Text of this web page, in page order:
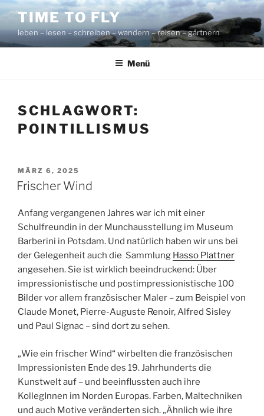
Zum
Inhalt
springen
TIME TO FLY
leben – lesen – schreiben – wandern – reisen – gärtnern
Menü
SCHLAGWORT:
POINTILLISMUS
VERÖFFENTLICHT
AM
MÄRZ 6, 2025
Frischer Wind
Anfang vergangenen Jahres war ich mit einer
Schulfreundin in der Munchausstellung im Museum
Barberini in Potsdam. Und natürlich haben wir uns bei
der Gelegenheit auch die Sammlung Hasso Plattner
angesehen. Sie ist wirklich beeindruckend: Über
impressionistische und postimpressionistische 100
Bilder vor allem französischer Maler – zum Beispiel von
Claude Monet, Pierre-Auguste Renoir, Alfred Sisley
und Paul Signac – sind dort zu sehen.
„Wie ein frischer Wind“ wirbelten die französischen
Impressionisten Ende des 19. Jahrhunderts die
Kunstwelt auf – und beeinflussten auch ihre
KollegInnen im Norden Europas. Farben, Maltechniken
und auch Motive veränderten sich. „Ähnlich wie ihre